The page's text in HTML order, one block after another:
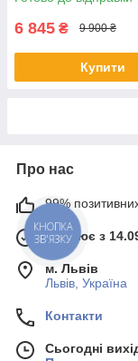
6 845 ₴ 9 900 ₴
Купити
Про нас
99% позитивних
Працює з
м. Львів
Львів, Україна
Контакти
Сьогодні
КНОПКА
ЗВ'ЯЗКУ